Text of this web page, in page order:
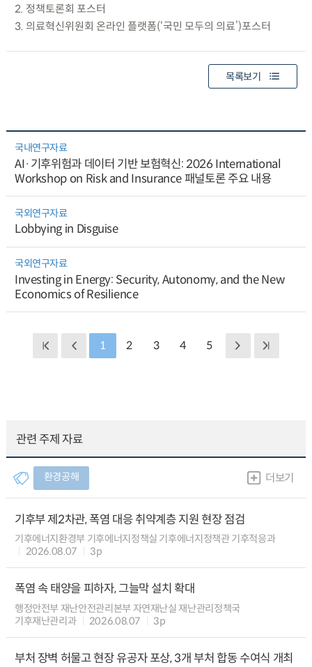
2. 정책토론회 포스터
3. 의료혁신위원회 온라인 플랫폼(‘국민 모두의 의료’)포스터
목록보기
국내연구자료
AI·기후위험과 데이터 기반 보험혁신: 2026 International
Workshop on Risk and Insurance 패널토론 주요 내용
국외연구자료
Lobbying in Disguise
국외연구자료
Investing in Energy: Security, Autonomy, and the New
Economics of Resilience
1 2 3 4 5
관련 주제 자료
환경공해 더보기
기후부 제2차관, 폭염 대응 취약계층 지원 현장 점검
기후에너지환경부 기후에너지정책실 기후에너지정책관 기후적응과
2026.08.07
3p
폭염 속 태양을 피하자, 그늘막 설치 확대
행정안전부 재난안전관리본부 자연재난실 재난관리정책국
기후재난관리과
2026.08.07 3p
부처 장벽 허물고 현장 유공자 포상, 3개 부처 합동 수여식 개최